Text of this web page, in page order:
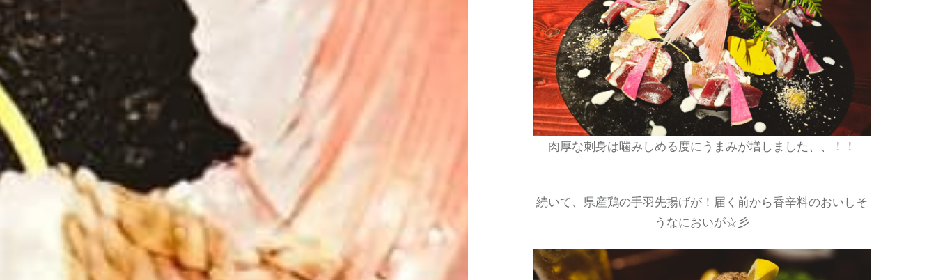
肉厚な刺身は噛みしめる度にうまみが増しました、、！！
続いて、県産鶏の手羽先揚げが！届く前から香辛料のおいしそ
うなにおいが☆彡